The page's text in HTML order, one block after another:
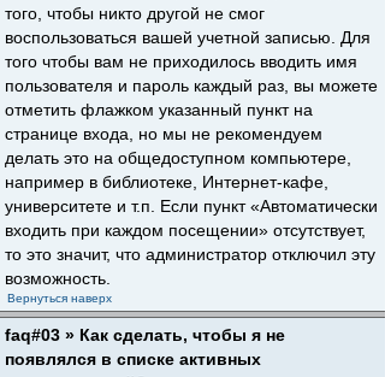
того, чтобы никто другой не смог
воспользоваться вашей учетной записью. Для
того чтобы вам не приходилось вводить имя
пользователя и пароль каждый раз, вы можете
отметить флажком указанный пункт на
странице входа, но мы не рекомендуем
делать это на общедоступном компьютере,
например в библиотеке, Интернет-кафе,
университете и т.п. Если пункт «Автоматически
входить при каждом посещении» отсутствует,
то это значит, что администратор отключил эту
возможность.
Вернуться наверх
faq#03 » Как сделать, чтобы я не
появлялся в списке активных